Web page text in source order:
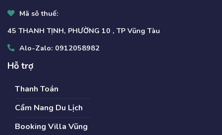
Mã sô thuế:
45 THANH TỊNH, PHƯỜNG 10 , TP Vũng Tàu
Alo-Zalo: 0912058982
Hỗ trợ
Thanh Toán
Cẩm Nang Du Lịch
Booking Villa Vũng